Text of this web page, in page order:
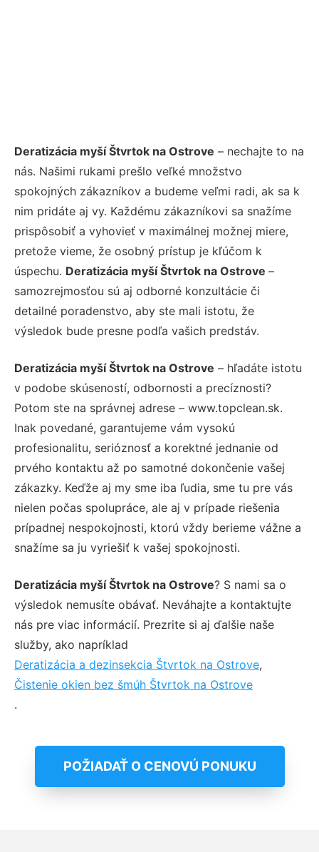
Deratizácia myší Štvrtok na Ostrove – nechajte to na
nás. Našimi rukami prešlo veľké množstvo
spokojných zákazníkov a budeme veľmi radi, ak sa k
nim pridáte aj vy. Každému zákazníkovi sa snažíme
prispôsobiť a vyhovieť v maximálnej možnej miere,
pretože vieme, že osobný prístup je kľúčom k
úspechu. Deratizácia myší Štvrtok na Ostrove –
samozrejmosťou sú aj odborné konzultácie či
detailné poradenstvo, aby ste mali istotu, že
výsledok bude presne podľa vašich predstáv.
Deratizácia myší Štvrtok na Ostrove – hľadáte istotu
v podobe skúseností, odbornosti a precíznosti?
Potom ste na správnej adrese – www.topclean.sk.
Inak povedané, garantujeme vám vysokú
profesionalitu, serióznosť a korektné jednanie od
prvého kontaktu až po samotné dokončenie vašej
zákazky. Keďže aj my sme iba ľudia, sme tu pre vás
nielen počas spolupráce, ale aj v prípade riešenia
prípadnej nespokojnosti, ktorú vždy berieme vážne a
snažíme sa ju vyriešiť k vašej spokojnosti.
Deratizácia myší Štvrtok na Ostrove? S nami sa o
výsledok nemusíte obávať. Neváhajte a kontaktujte
nás pre viac informácií. Prezrite si aj ďalšie naše
služby, ako napríklad
Deratizácia a dezinsekcia Štvrtok na Ostrove,
Čistenie okien bez šmúh Štvrtok na Ostrove
.
POŽIADAŤ O CENOVÚ PONUKU